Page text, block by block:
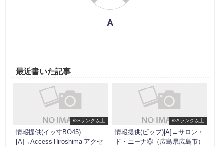
A
最近書いた記事
※Sランク以上
情報提供(イッ寸BO45)
[A]→Access Hiroshima-アクセ
※Aランク以上
情報提供(ピップ)[A]→サロン・
ド・ニーナ⑥（広島県広島市）